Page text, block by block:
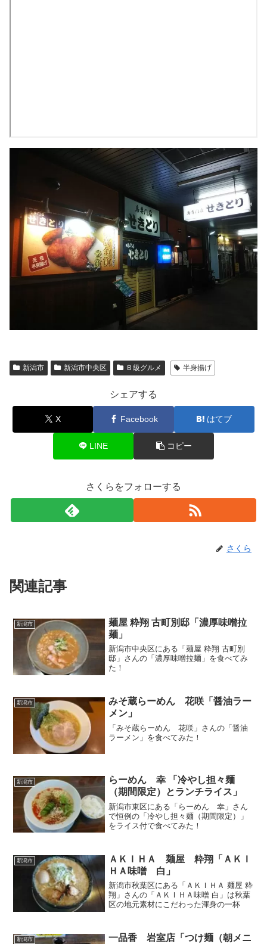
新潟市 新潟市中央区 Ｂ級グルメ 半身揚げ
シェアする
X Facebook はてブ
LINE コピー
さくらをフォローする
さくら
関連記事
新潟市
麺屋 粋翔 古町別邸「濃厚味噌拉
麺」
新潟市中央区にある「麺屋 粋翔 古町別
邸」さんの「濃厚味噌拉麺」を食べてみ
た！
新潟市
みそ蔵らーめん 花咲「醤油ラー
メン」
「みそ蔵らーめん 花咲」さんの「醤油
ラーメン」を食べてみた！
新潟市
らーめん 幸 「冷やし担々麺
（期間限定）とランチライス」
新潟市東区にある「らーめん 幸」さん
で恒例の「冷やし担々麺（期間限定）」
をライス付で食べてみた！
新潟市
ＡＫＩＨＡ 麺屋 粋翔「ＡＫＩ
ＨＡ味噌 白」
新潟市秋葉区にある「ＡＫＩＨＡ 麺屋 粋
翔」さんの「ＡＫＩＨＡ味噌 白」は秋葉
区の地元素材にこだわった渾身の一杯
新潟市
一品香 岩室店「つけ麺（朝メニ